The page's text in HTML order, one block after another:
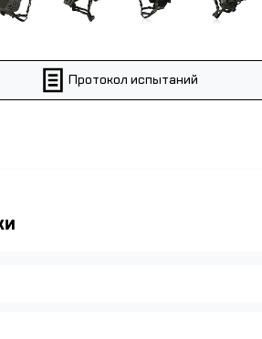
Протокол испытаний